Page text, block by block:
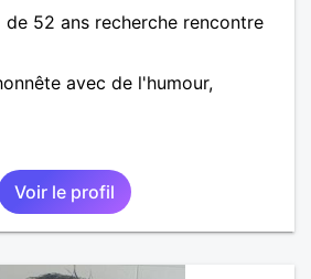
52 ans recherche rencontre
avec de l'humour,
Voir le profil